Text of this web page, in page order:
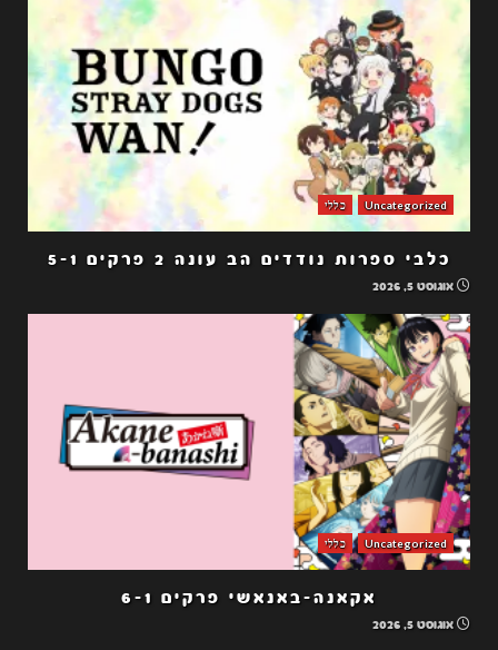
Uncategorized כללי
כלבי ספרות נודדים הב עונה 2 פרקים 5-1
אוגוסט 5, 2026
Uncategorized כללי
אקאנה-באנאשי פרקים 6-1
אוגוסט 5, 2026